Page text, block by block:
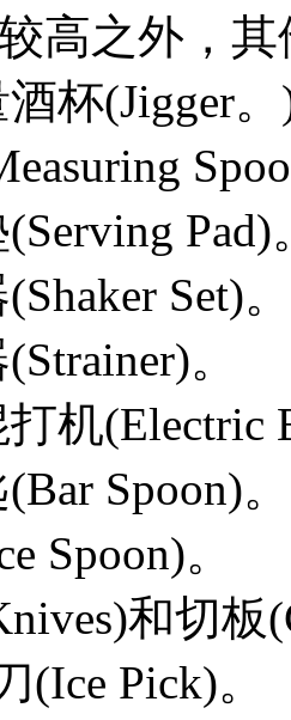
高之外，
杯(Jigger
Pad)
Set)。
。
机(Electric
Spoon)。
Spoon)。
和切板
Pick)。